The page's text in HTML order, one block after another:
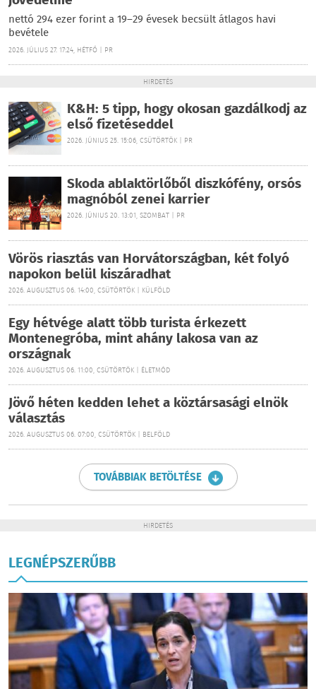
nettó 294 ezer forint a 19–29 évesek becsült átlagos havi
bevétele
2026. JÚLIUS 27. 17:24, HÉTFŐ | PR
HIRDETÉS
K&H: 5 tipp, hogy okosan gazdálkodj az
első fizetéseddel
2026. JÚNIUS 25. 15:06, CSÜTÖRTÖK | PR
Skoda ablaktörlőből diszkófény, orsós
magnóból zenei karrier
2026. JÚNIUS 20. 13:01, SZOMBAT | PR
Vörös riasztás van Horvátországban, két folyó
napokon belül kiszáradhat
2026. AUGUSZTUS 06. 14:00, CSÜTÖRTÖK | KÜLFÖLD
Egy hétvége alatt több turista érkezett
Montenegróba, mint ahány lakosa van az
országnak
2026. AUGUSZTUS 06. 11:00, CSÜTÖRTÖK | ÉLETMÓD
Jövő héten kedden lehet a köztársasági elnök
választás
2026. AUGUSZTUS 06. 07:00, CSÜTÖRTÖK | BELFÖLD
TOVÁBBIAK BETÖLTÉSE
HIRDETÉS
LEGNÉPSZERŰBB